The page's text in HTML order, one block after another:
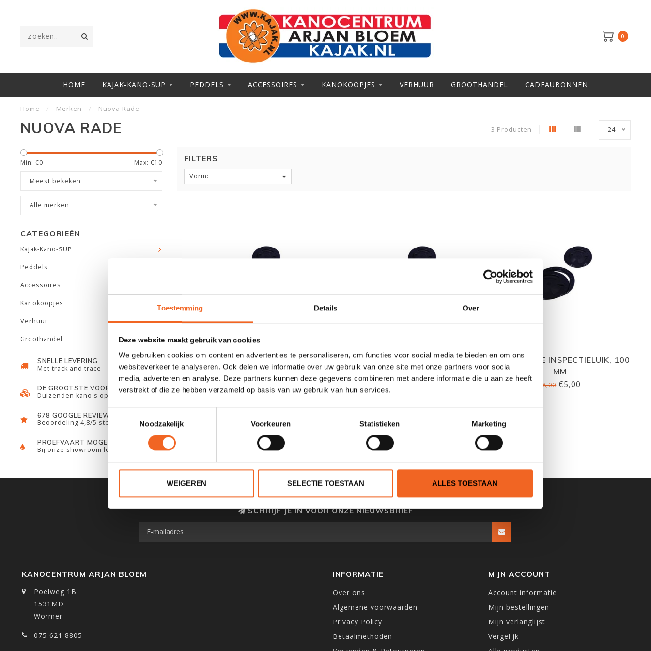
Toestemming Details Over
Deze website maakt gebruik van cookies
We gebruiken cookies om content en advertenties te personaliseren, om functies voor social media te bieden en om ons
websiteverkeer te analyseren. Ook delen we informatie over uw gebruik van onze site met onze partners voor social
media, adverteren en analyse. Deze partners kunnen deze gegevens combineren met andere informatie die u aan ze heeft
verstrekt of die ze hebben verzameld op basis van uw gebruik van hun services.
Noodzakelijk
Voorkeuren Statistieken Marketing
WEIGEREN SELECTIE TOESTAAN ALLES TOESTAAN
0
HOME KAJAK-KANO-SUP PEDDELS ACCESSOIRES KANOKOOPJES VERHUUR GROOTHANDEL CADEAUBONNEN
Home / Merken / Nuova Rade
NUOVA RADE 3 Producten 24
Min: €0 Max: €10
Meest bekeken
Alle merken
CATEGORIEËN
Kajak-Kano-SUP
Peddels
Accessoires
Kanokoopjes
Verhuur
Groothandel
SNELLE LEVERING
Met track and trace
DE GROOTSTE VOORRAAD
Duizenden kano's op voorraad
678 GOOGLE REVIEWS
Beoordeling 4,8/5 sterren
PROEFVAART MOGELIJKHEID
Bij onze showroom locatie
FILTERS
Vorm:
NUOVA RADE INSPECTIELUIK, 130
MM
€12,00€8,00
NUOVA RADE INSPECTIELUIK, 155
MM
€10,00
NUOVA RADE INSPECTIELUIK, 100
MM
€8,00€5,00
SCHRIJF JE IN VOOR ONZE NIEUWSBRIEF
KANOCENTRUM ARJAN BLOEM
Poelweg 1B
1531MD
Wormer
075 621 8805
INFORMATIE
Over ons
Algemene voorwaarden
Privacy Policy
Betaalmethoden
MIJN ACCOUNT
Account informatie
Mijn bestellingen
Mijn verlanglijst
Vergelijk